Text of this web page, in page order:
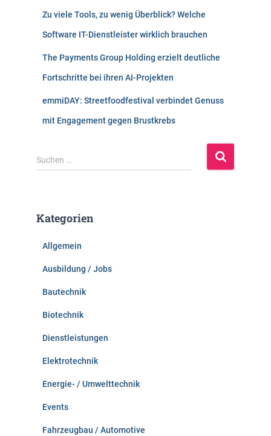
Zu viele Tools, zu wenig Überblick? Welche
Software IT-Dienstleister wirklich brauchen
The Payments Group Holding erzielt deutliche
Fortschritte bei ihren AI-Projekten
emmiDAY: Streetfoodfestival verbindet Genuss
mit Engagement gegen Brustkrebs
S
u
n
Suchen …
Kategorien
Allgemein
Ausbildung / Jobs
Bautechnik
Biotechnik
Dienstleistungen
Elektrotechnik
Energie- / Umwelttechnik
Events
Fahrzeugbau / Automotive